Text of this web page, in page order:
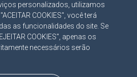
personalizados, utilizamos
COOKIES", você terá
as funcionalidades do site. Se
COOKIES", apenas os
necessários serão
JOAQUINA MONTEIRO
ATA DE REGISTRO DE PREÇO